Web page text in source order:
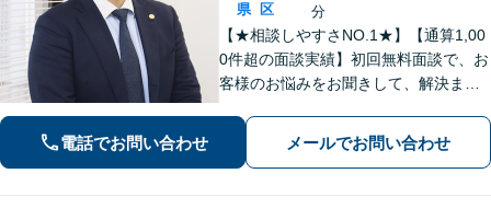
県
区
分
【★相談しやすさNO.1★】【通算1,00
0件超の面談実績】初回無料面談で、お
客様のお悩みをお聞きして、解決まで
婚問題」「私選刑事事件」「自己破
産」「相続」問題を得意としていま
電話でお問い合わせ メールでお問い合わせ